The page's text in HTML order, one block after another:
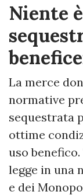
Niente
La merce
normative
sequestrata
ottime
uso
legge in una
e dei